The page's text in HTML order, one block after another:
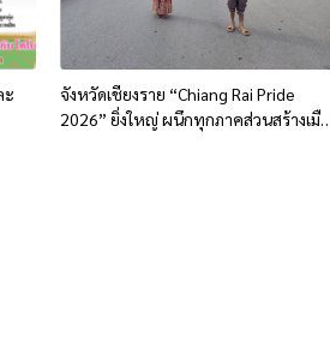
ะ
จังหวัดเชียงราย “Chiang Rai Pride
2026” ยิ่งใหญ่ ผนึกทุกภาคส่วนสร้างเมือง